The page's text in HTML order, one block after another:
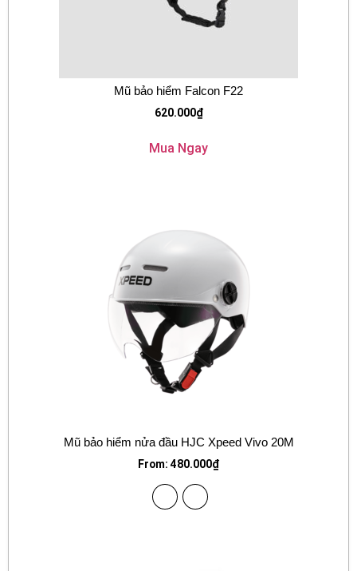
Mũ bảo hiểm Falcon F22
620.000₫
Mua Ngay
Mũ bảo hiểm nửa đầu HJC Xpeed Vivo 20M
From: 480.000₫